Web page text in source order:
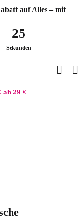
auf Alles – mit
25
Sekunden
ab 29 €